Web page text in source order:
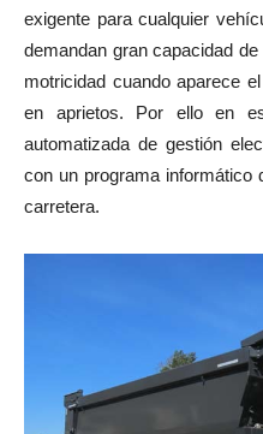
exigente para cualquier
demandan gran capacidad
motricidad cuando aparece
en aprietos. Por ello en
automatizada de gestión
con un programa informático
carretera.